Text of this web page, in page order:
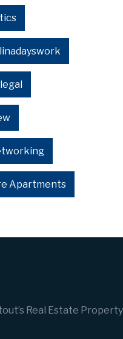
Apartments
Real Estate Property